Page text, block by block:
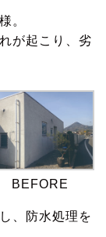
。
が起こり、劣
BEFORE
、防水処理を